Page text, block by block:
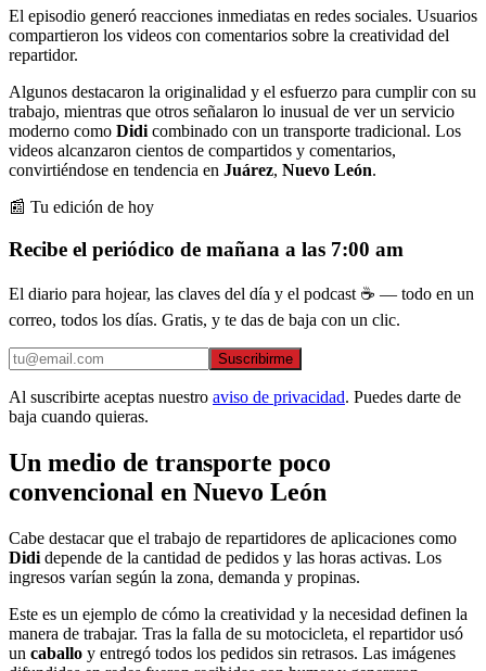
El episodio generó reacciones inmediatas en redes sociales. Usuarios
compartieron los videos con comentarios sobre la creatividad del
repartidor.
Algunos destacaron la originalidad y el esfuerzo para cumplir con su
trabajo, mientras que otros señalaron lo inusual de ver un servicio
moderno como Didi combinado con un transporte tradicional. Los
videos alcanzaron cientos de compartidos y comentarios,
convirtiéndose en tendencia en Juárez, Nuevo León.
📰 Tu edición de hoy
Recibe el periódico de mañana a las 7:00 am
El diario para hojear, las claves del día y el podcast ☕ — todo en un
correo, todos los días. Gratis, y te das de baja con un clic.
Suscribirme
Al suscribirte aceptas nuestro aviso de privacidad. Puedes darte de
baja cuando quieras.
Un medio de transporte poco
convencional en Nuevo León
Cabe destacar que el trabajo de repartidores de aplicaciones como
Didi depende de la cantidad de pedidos y las horas activas. Los
ingresos varían según la zona, demanda y propinas.
Este es un ejemplo de cómo la creatividad y la necesidad definen la
manera de trabajar. Tras la falla de su motocicleta, el repartidor usó
un caballo y entregó todos los pedidos sin retrasos. Las imágenes